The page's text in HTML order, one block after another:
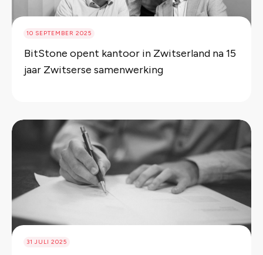
10 SEPTEMBER 2025
BitStone opent kantoor in Zwitserland na 15
jaar Zwitserse samenwerking
31 JULI 2025